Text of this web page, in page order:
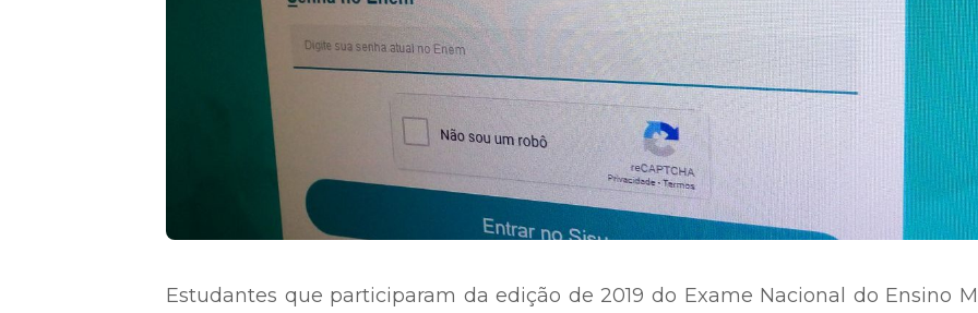
Estudantes que participaram da edição de 2019 do Exame Nacional do Ensino